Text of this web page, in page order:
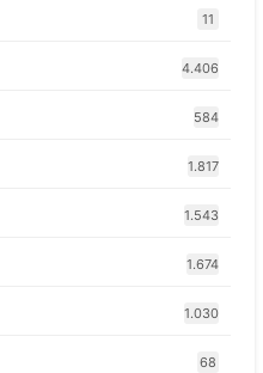
11
4.406
584
1.817
1.543
1.674
1.030
68